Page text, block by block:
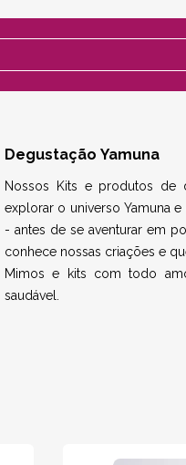
Degustação Yamuna
Nossos Kits e produtos de
explorar o universo Yamuna
- antes de se aventurar em
conhece nossas criações e
Mimos e kits com todo
saudável.